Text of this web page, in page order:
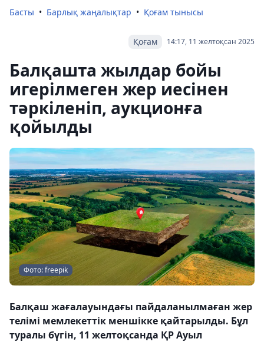
Басты Барлық жаңалықтар Қоғам тынысы
14:17, 11 желтоқсан 2025
Қоғам
Балқашта жылдар бойы
игерілмеген жер иесінен
тәркіленіп, аукционға
қойылды
Фото: freepik
Балқаш жағалауындағы пайдаланылмаған жер
телімі мемлекеттік меншікке қайтарылды. Бұл
туралы бүгін, 11 желтоқсанда ҚР Ауыл